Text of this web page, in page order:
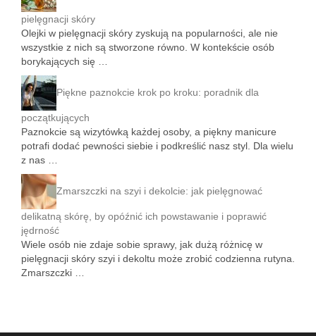
pielęgnacji skóry
Olejki w pielęgnacji skóry zyskują na popularności, ale nie
wszystkie z nich są stworzone równo. W kontekście osób
borykających się …
Piękne paznokcie krok po kroku: poradnik dla
początkujących
Paznokcie są wizytówką każdej osoby, a piękny manicure
potrafi dodać pewności siebie i podkreślić nasz styl. Dla wielu
z nas …
Zmarszczki na szyi i dekolcie: jak pielęgnować
delikatną skórę, by opóźnić ich powstawanie i poprawić
jędrność
Wiele osób nie zdaje sobie sprawy, jak dużą różnicę w
pielęgnacji skóry szyi i dekoltu może zrobić codzienna rutyna.
Zmarszczki …